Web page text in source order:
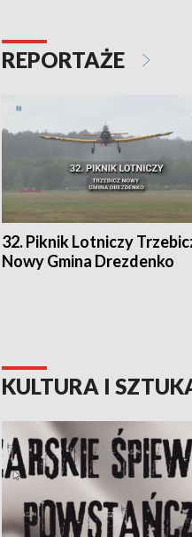
REPORTAŻE
32. Piknik Lotniczy
Nowy Gmina Drezdenko
KULTURA I